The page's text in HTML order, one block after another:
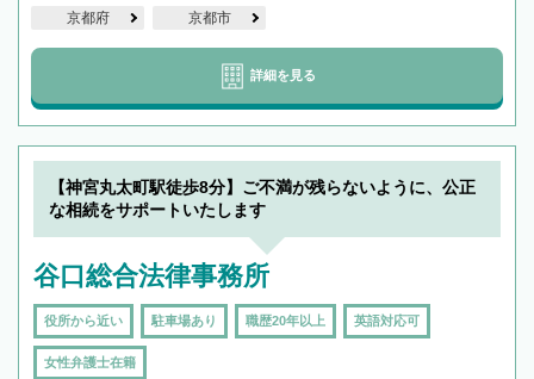
京都府 京都市
詳細を見る
【神宮丸太町駅徒歩8分】ご不満が残らないように、公正
な相続をサポートいたします
谷口総合法律事務所
役所から近い 駐車場あり 職歴20年以上 英語対応可
女性弁護士在籍